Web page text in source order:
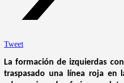
Tweet
La formación de izquierdas
traspasado una línea roja en